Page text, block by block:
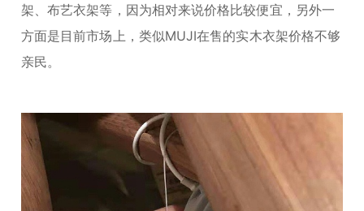
架、布艺衣架等，因为相对来说价格比较便宜，另外一
方面是目前市场上，类似MUJI在售的实木衣架价格不够
亲民。